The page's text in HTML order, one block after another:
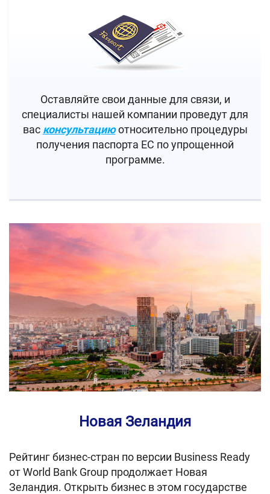
Оставляйте свои данные для связи, и
специалисты нашей компании проведут для
вас консультациюотносительно процедуры
получения паспорта ЕС по упрощенной
программе.
Новая Зеландия
Рейтинг бизнес-стран по версии Business Ready
от World Bank Group продолжает Новая
Зеландия. Открыть бизнес в этом государстве